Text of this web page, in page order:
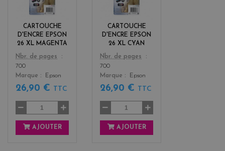
CARTOUCHE
D'ENCRE EPSON
26 XL MAGENTA
Color
n
t
a
Nbr. de pages
700
Marque
Epson
26,90 € TTC
AJOUTER
CARTOUCHE
D'ENCRE EPSON
26 XL CYAN
Color
Nbr. de pages
700
Marque
Epson
26,90 € TTC
AJOUTER